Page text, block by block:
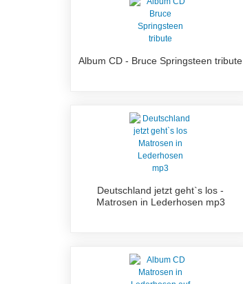
Album CD - Bruce Springsteen tribute
Deutschland jetzt geht`s los -
Matrosen in Lederhosen mp3